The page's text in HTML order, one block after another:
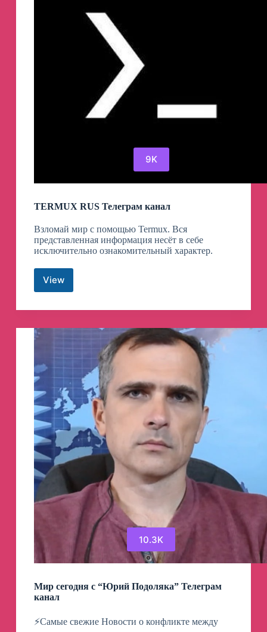
9K
TERMUX RUS Телеграм канал
Взломай мир с помощью Termux. Вся
представленная информация несёт в себе
исключительно ознакомительный характер.
ViewTERMUX
Телеграм
10.3K
Мир сегодня с “Юрий Подоляка” Телеграм
канал
⚡️Самые свежие Новости о конфликте между